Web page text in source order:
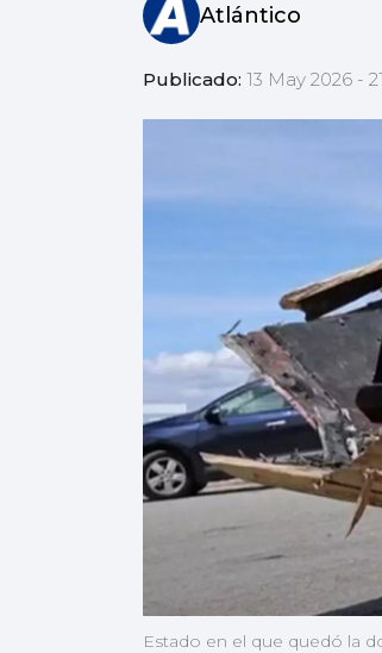
Atlántico
Publicado: 13 May 2026 -
Estado en el que quedó la